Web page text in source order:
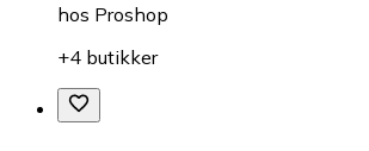
hos Proshop
+4 butikker